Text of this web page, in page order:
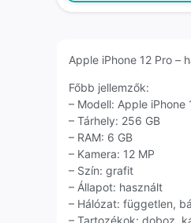
Apple iPhone 12 Pro –
Főbb jellemzők:
– Modell: Apple iPhone
– Tárhely: 256 GB
– RAM: 6 GB
– Kamera: 12 MP
– Szín: grafit
– Állapot: használt
– Hálózat: független,
– Tartozékok: doboz,